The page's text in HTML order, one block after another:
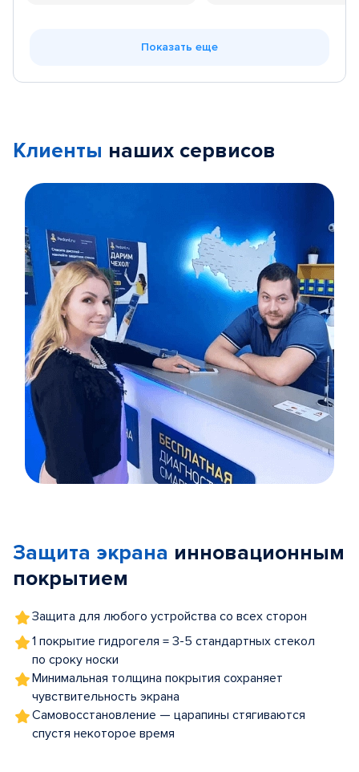
Показать еще
Клиенты наших сервисов
5
Защита экрана инновационным
покрытием
Защита для любого устройства со всех сторон
1 покрытие гидрогеля = 3-5 стандартных стекол
по сроку носки
Минимальная толщина покрытия сохраняет
чувствительность экрана
Самовосстановление — царапины стягиваются
спустя некоторое время